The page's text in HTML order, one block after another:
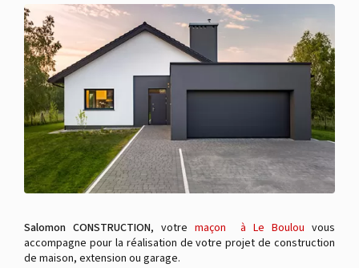
Salomon CONSTRUCTION, votre maçon à Le Boulou vous
accompagne pour la réalisation de votre projet de construction
de maison, extension ou garage.